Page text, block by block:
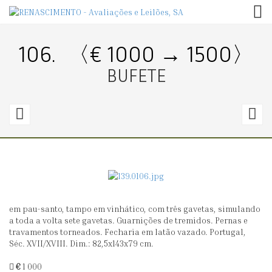
106. 〈€ 1000 → 1500〉
BUFETE
〈€
S.
TIAGO
em pau-santo, tampo em vinhático, com três gavetas, simulando
a toda a volta sete gavetas. Guarnições de tremidos. Pernas e
travamentos torneados. Fecharia em latão vazado. Portugal,
Séc. XVII/XVIII. Dim.: 82,5x143x79 cm.
€1 000